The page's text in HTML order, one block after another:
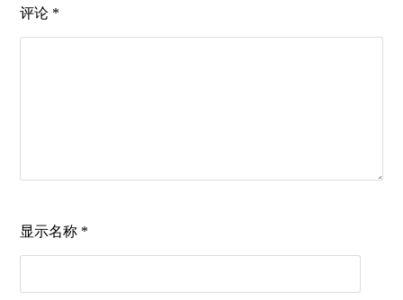
评论 *
显示名称 *